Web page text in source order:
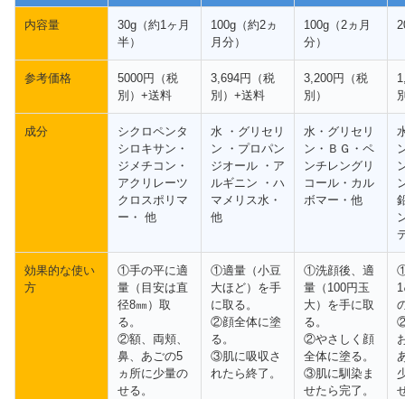
内容量
30g（約1ヶ月
半）
100g（約2ヵ
月分）
100g（2ヵ月
分）
参考価格
5000円（税
別）+送料
3,694円（税
別）+送料
3,200円（税
別）
成分
シクロペンタ
シロキサン・
ジメチコン・
アクリレーツ
クロスポリマ
ー・ 他
水 ・グリセリ
ン ・プロパン
ジオール ・ア
ルギニン ・ハ
マメリス水・
他
水・グリセリ
ン・ＢＧ・ペ
ンチレングリ
コール・カル
ボマー・他
効果的な使い
方
①手の平に適
量（目安は直
径8㎜）取
る。
②額、両頬、
鼻、あごの5
ヵ所に少量の
せる。
①適量（小豆
大ほど）を手
に取る。
②顔全体に塗
る。
③肌に吸収さ
れたら終了。
①洗顔後、適
量（100円玉
大）を手に取
る。
②やさしく顔
全体に塗る。
③肌に馴染ま
せたら完了。